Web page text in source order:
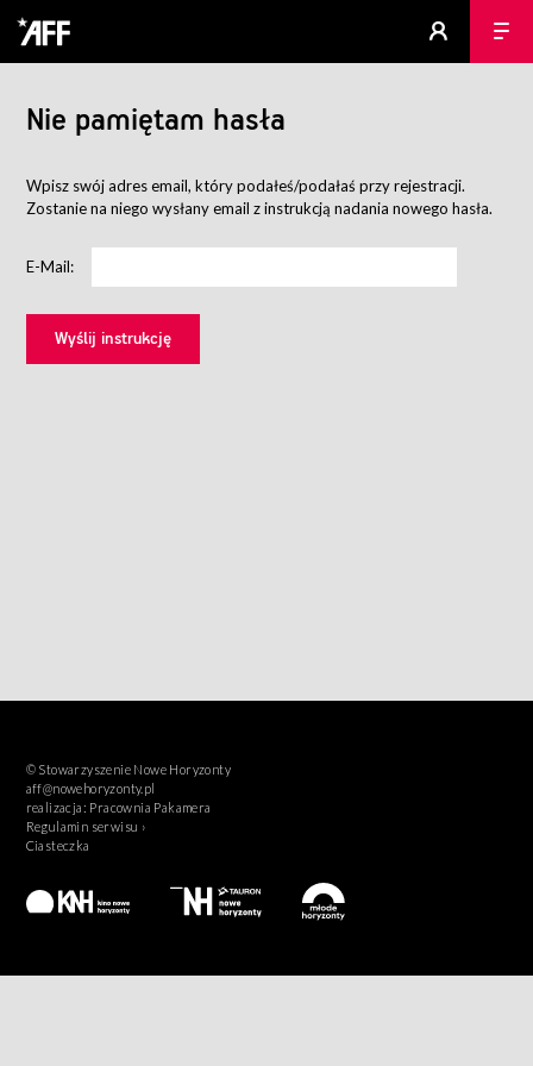
Nie pamiętam hasła
Wpisz swój adres email, który podałeś/podałaś przy rejestracji.
Zostanie na niego wysłany email z instrukcją nadania nowego hasła.
E-Mail:
© Stowarzyszenie Nowe Horyzonty
aff@nowehoryzonty.pl
realizacja: Pracownia Pakamera
Regulamin serwisu ›
Ciasteczka